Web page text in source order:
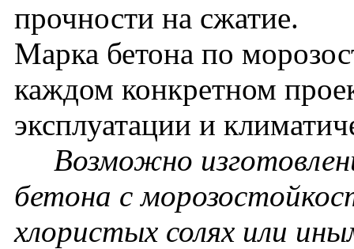
прочности на сжатие.
Марка бетона по
каждом конкретном
эксплуатации и
Возможно
бетона с
хлористых солях или